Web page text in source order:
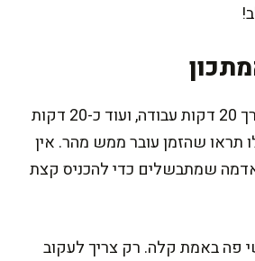
המתכון הזה דורש בערך 20 דקות עבודה, ועוד כ-20 דקות
תראו שהזמן עובר ממש מהר. אין
שמתבשלים כדי להכניס קצת
פה באמת קלה. רק צריך לעקוב